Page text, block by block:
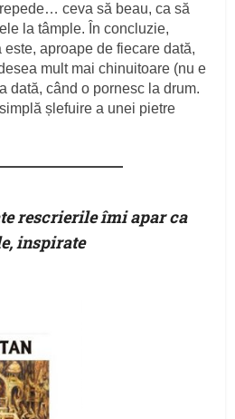
ceva să beau, ca să
la tâmple. În concluzie,
aproape de fiecare dată,
mult mai chinuitoare (nu e
dată, când o pornesc la drum.
șlefuire a unei pietre
rescrierile îmi apar ca
inspirate